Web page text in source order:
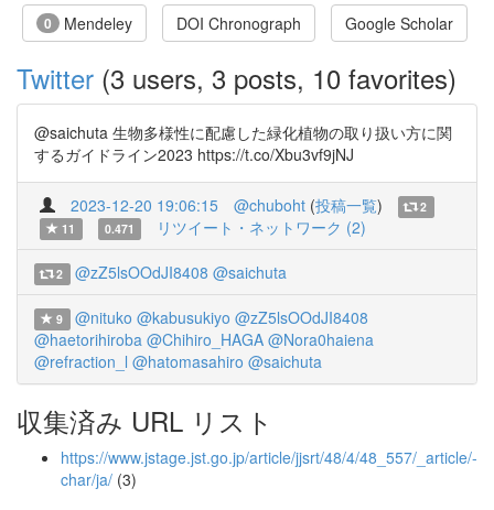
0 Mendeley DOI Chronograph Google Scholar
Twitter (3 users, 3 posts, 10 favorites)
@saichuta 生物多様性に配慮した緑化植物の取り扱い方に関
するガイドライン2023 https://t.co/Xbu3vf9jNJ
2023-12-20 19:06:15 @chuboht (投稿一覧)
2
11
0.471 リツイート・ネットワーク (2)
2 @zZ5lsOOdJI8408 @saichuta
9 @nituko @kabusukiyo @zZ5lsOOdJI8408
@haetorihiroba @Chihiro_HAGA @Nora0haiena
@refraction_l @hatomasahiro @saichuta
収集済み URL リスト
https://www.jstage.jst.go.jp/article/jjsrt/48/4/48_557/_article/-
char/ja/ (3)